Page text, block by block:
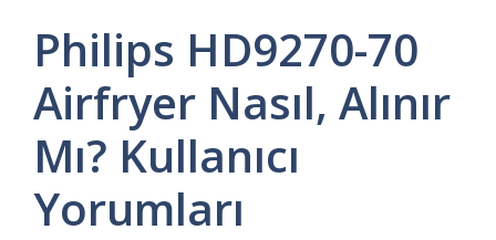
Philips HD9270-70
Airfryer Nasıl, Alınır
Mı? Kullanıcı
Yorumları